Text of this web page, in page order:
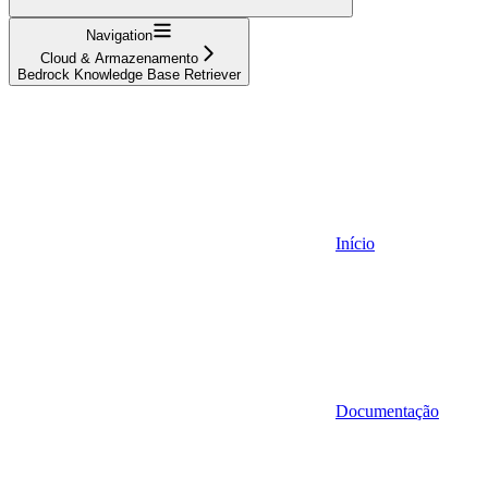
Navigation
Cloud & Armazenamento
Bedrock Knowledge Base Retriever
Início
Documentação